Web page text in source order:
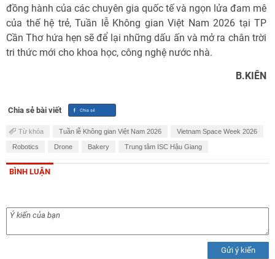
đồng hành của các chuyên gia quốc tế và ngọn lửa đam mê
của thế hệ trẻ, Tuần lễ Không gian Việt Nam 2026 tại TP
Cần Thơ hứa hẹn sẽ để lại những dấu ấn và mở ra chân trời
tri thức mới cho khoa học, công nghệ nước nhà.
B.KIÊN
Chia sẻ bài viết
Từ khóa Tuần lễ Không gian Việt Nam 2026 Vietnam Space Week 2026
Robotics Drone Bakery Trung tâm ISC Hậu Giang
BÌNH LUẬN
Gửi ý kiến